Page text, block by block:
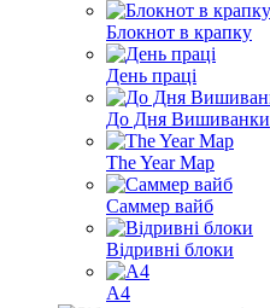
Блокнот в крапку
День праці
До Дня Вишиванки
The Year Map
Саммер вайб
Відривні блоки
А4